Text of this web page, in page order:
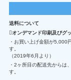
送料について
オンデマンド印刷及びグ
・お買い上げ金額が5,000
す。
（2019年6月より）
・2ヶ所目の配送先からは
す。